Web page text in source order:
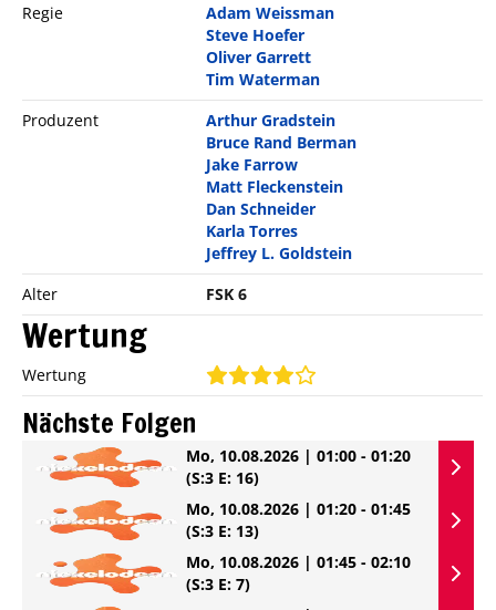
Regie
Adam Weissman
Steve Hoefer
Oliver Garrett
Tim Waterman
Produzent
Arthur Gradstein
Bruce Rand Berman
Jake Farrow
Matt Fleckenstein
Dan Schneider
Karla Torres
Jeffrey L. Goldstein
Alter
FSK 6
Wertung
Wertung
Nächste Folgen
Mo, 10.08.2026 | 01:00 - 01:20
(S:3 E: 16)
Mo, 10.08.2026 | 01:20 - 01:45
(S:3 E: 13)
Mo, 10.08.2026 | 01:45 - 02:10
(S:3 E: 7)